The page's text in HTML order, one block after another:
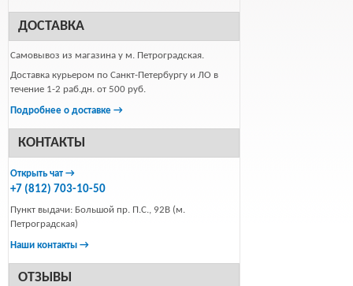
ДОСТАВКА
Самовывоз из магазина у м. Петроградская.
Доставка курьером по Санкт-Петербургу и ЛО в
течение 1-2 раб.дн. от 500 руб.
Подробнее о доставке →
КОНТАКТЫ
Открыть чат →
+7 (812) 703-10-50
Пункт выдачи: Большой пр. П.С., 92В (м.
Петроградская)
Наши контакты →
ОТЗЫВЫ